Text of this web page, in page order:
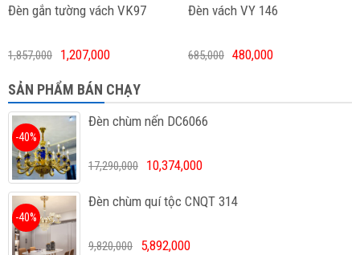
Đèn gắn tường vách VK97
1,857,000 1,207,000
Đèn vách VY 146
685,000 480,000
SẢN PHẨM BÁN CHẠY
Đèn chùm nến DC6066
-40%
17,290,000 10,374,000
Đèn chùm quí tộc CNQT 314
-40%
9,820,000 5,892,000